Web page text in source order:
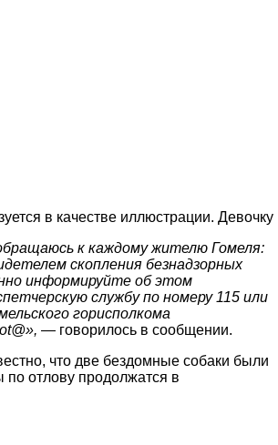
в качестве иллюстрации.
к каждому жителю Гомеля:
скопления безнадзорных
информируйте об этом
службу по номеру 115 или
горисполкома
— говорилось в сообщении.
что две бездомные собаки были
отлову продолжатся в